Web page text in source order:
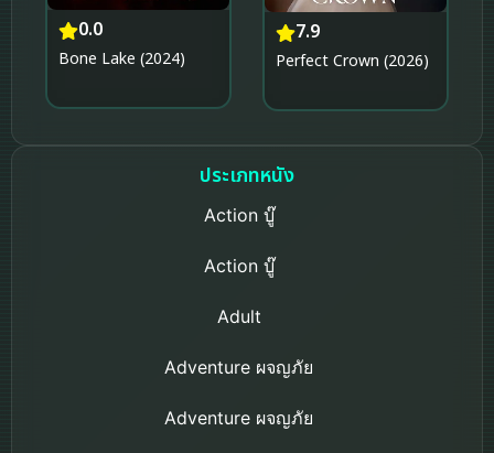
0.0
Bone Lake (2024)
7.9
Perfect Crown (2026)
ประเภทหนัง
Action บู๊
Action บู๊
Adult
Adventure ผจญภัย
Adventure ผจญภัย